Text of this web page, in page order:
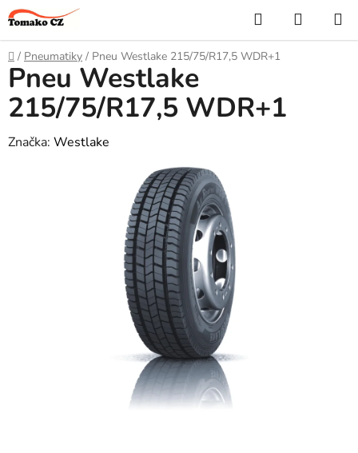
Přejít
na
obsah
Hledat
KOŠÍK
Domů
/ Pneumatiky / Pneu Westlake 215/75/R17,5 WDR+1
Pneu Westlake
215/75/R17,5 WDR+1
Značka: Westlake